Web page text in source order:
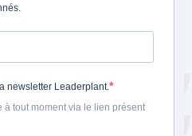
newsletter Leaderplant.
à tout moment via le lien présent